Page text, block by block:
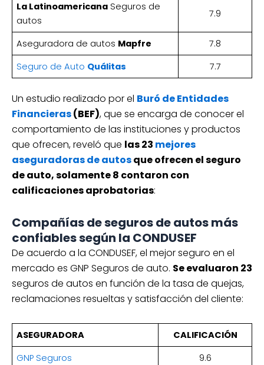
La Latinoamericana Seguros de
autos
7.9
Aseguradora de autos Mapfre
7.8
Seguro de Auto Quálitas 7.7
Un estudio realizado por el Buró de Entidades
Financieras(BEF), que se encarga de conocer el
comportamiento de las instituciones y productos
que ofrecen, reveló que las 23 mejores
aseguradoras de autosque ofrecen el seguro
de auto, solamente 8 contaron con
calificaciones aprobatorias:
Compañías de seguros de autos más
confiables según la CONDUSEF
De acuerdo a la CONDUSEF, el mejor seguro en el
mercado es GNP Seguros de auto. Se evaluaron 23
seguros de autos en función de la tasa de quejas,
reclamaciones resueltas y satisfacción del cliente:
ASEGURADORA
CALIFICACIÓN
GNP Seguros
9.6